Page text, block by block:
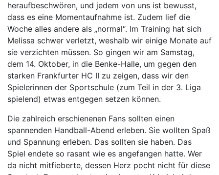
heraufbeschwören, und jedem von uns ist bewusst,
dass es eine Momentaufnahme ist. Zudem lief die
Woche alles andere als „normal“. Im Training hat sich
Melissa schwer verletzt, weshalb wir einige Monate auf
sie verzichten müssen. So gingen wir am Samstag,
dem 14. Oktober, in die Benke-Halle, um gegen den
starken Frankfurter HC II zu zeigen, dass wir den
Spielerinnen der Sportschule (zum Teil in der 3. Liga
spielend) etwas entgegen setzen können.
Die zahlreich erschienenen Fans sollten einen
spannenden Handball-Abend erleben. Sie wollten Spaß
und Spannung erleben. Das sollten sie haben. Das
Spiel endete so rasant wie es angefangen hatte. Wer
da nicht mitfieberte, dessen Herz pocht nicht für diese